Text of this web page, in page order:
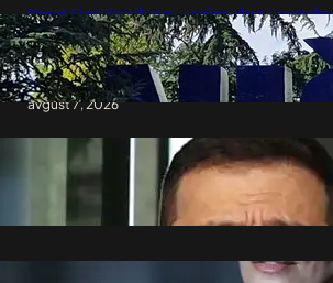
Bend Ejmi Vajnhaus, regionalne i svetske
zvezde, dan posvećen gradu: Počinje
Nišvil festival – Vesti iz Srbije, regiona i
sveta
avgust 7, 2026
Ukrajinski mediji o poseti Zelenskog
Beogradu: „Simbolično, Rusija je ipak
saveznik Srbije“ – Svet
Nije igrala na sigurno: Šarliz Teron